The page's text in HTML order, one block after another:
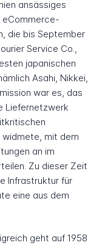
ansässiges
eCommerce-
die bis September
Service Co.,
japanischen
Asahi, Nikkei,
war es, das
Liefernetzwerk
widmete, mit dem
an im
Zu dieser Zeit
Infrastruktur für
eine aus dem
geht auf 1958